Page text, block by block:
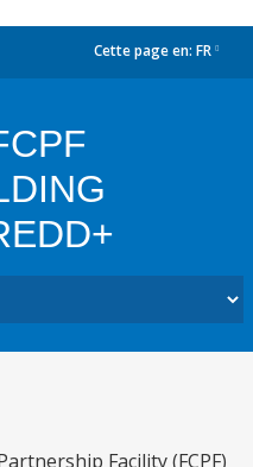
Cette page en: FR
Facility (FCPF)